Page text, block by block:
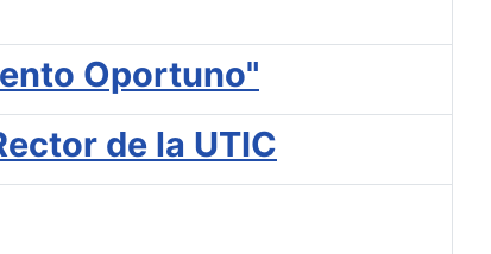
Oportuno"
de la UTIC